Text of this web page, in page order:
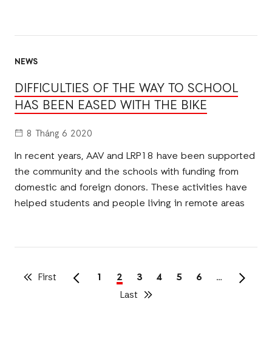
NEWS
DIFFICULTIES OF THE WAY TO SCHOOL
HAS BEEN EASED WITH THE BIKE
8 Tháng 6 2020
In recent years, AAV and LRP18 have been supported
the community and the schools with funding from
domestic and foreign donors. These activities have
helped students and people living in remote areas
First
First Page
1
Trang
hiện
2 Page
3 Page
4 Page
5 Page
6
…
Last
Last